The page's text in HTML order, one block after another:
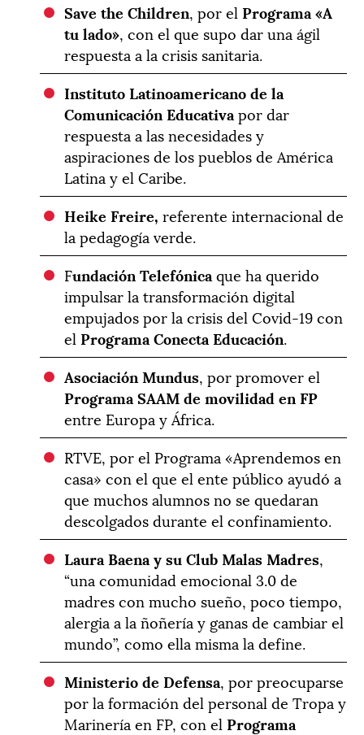
Save the Children, por elPrograma «A
tu lado», con el que supo dar una ágil
respuesta a la crisis sanitaria.
Instituto Latinoamericano de la
Comunicación Educativa por dar
respuesta a las necesidades y
aspiraciones de los pueblos de América
Latina y el Caribe.
Heike Freire, referente internacional de
la pedagogía verde.
Fundación Telefónica que ha querido
impulsar la transformación digital
empujados por la crisis del Covid-19 con
elPrograma Conecta Educación.
Asociación Mundus, por promover el
Programa SAAM de movilidad en FP
entre Europa y África.
RTVE, por el Programa «Aprendemos en
casa» con el que el ente público ayudó a
que muchos alumnos no se quedaran
descolgados durante el confinamiento.
Laura Baena y su Club Malas Madres,
“una comunidad emocional 3.0 de
madres con mucho sueño, poco tiempo,
alergia a la ñoñería y ganas de cambiar el
mundo”, como ella misma la define.
Ministerio de Defensa, por preocuparse
por la formación del personal de Tropa y
Marinería en FP, con elPrograma